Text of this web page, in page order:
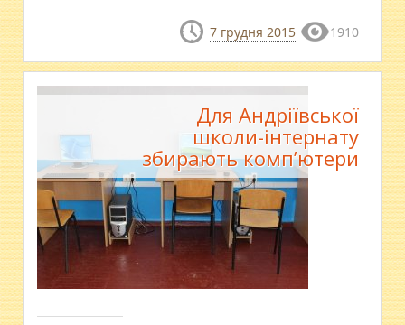
7 грудня 2015 1910
Для Андріївської
школи-інтернату
збирають комп’ютери